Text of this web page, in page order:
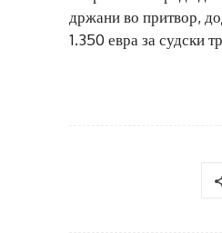
држани во притвор,
1.350 евра за судски